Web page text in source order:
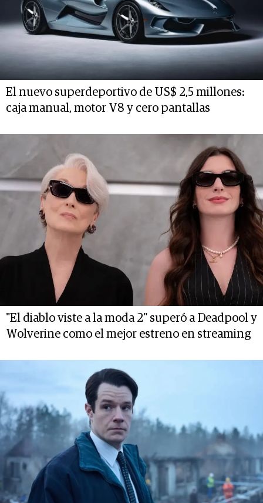
El nuevo superdeportivo de US$ 2,5 millones:
caja manual, motor V8 y cero pantallas
"El diablo viste a la moda 2" superó a Deadpool y
Wolverine como el mejor estreno en streaming